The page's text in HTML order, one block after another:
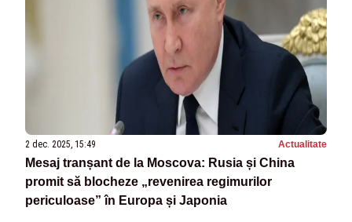
2 dec. 2025, 15:49 Actualitate
Mesaj tranșant de la Moscova: Rusia și China
promit să blocheze „revenirea regimurilor
periculoase” în Europa și Japonia